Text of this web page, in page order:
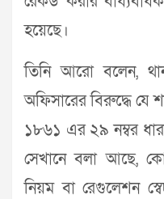
হয়েছে।
তিনি আরো বলেন,
অফিসারের বিরুদ্ধে যে
১৮৬১ এর ২৯ নম্বর
সেখানে বলা আছে,
নিয়ম বা রেগুলেশন